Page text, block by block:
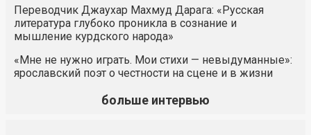
Переводчик Джаухар Махмуд Дарага: «Русская
литература глубоко проникла в сознание и
мышление курдского народа»
«Мне не нужно играть. Мои стихи — невыдуманные»:
ярославский поэт о честности на сцене и в жизни
больше интервью